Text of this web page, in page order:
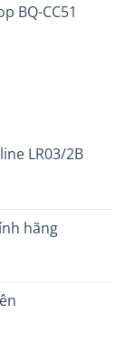
BQ-CC51
LR03/2B
hãng